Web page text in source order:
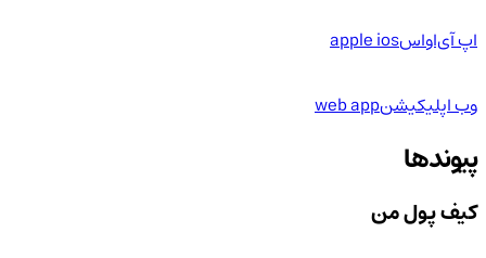
اپ آی‌او‌اسapple ios
وب اپلیکیشنweb app
پیوندها
کیف پول من